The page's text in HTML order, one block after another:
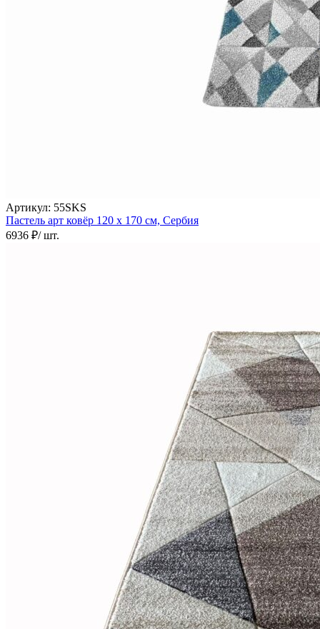
Артикул: 55SKS
Пастель арт ковёр 120 х 170 см, Сербия
6936 ₽/ шт.